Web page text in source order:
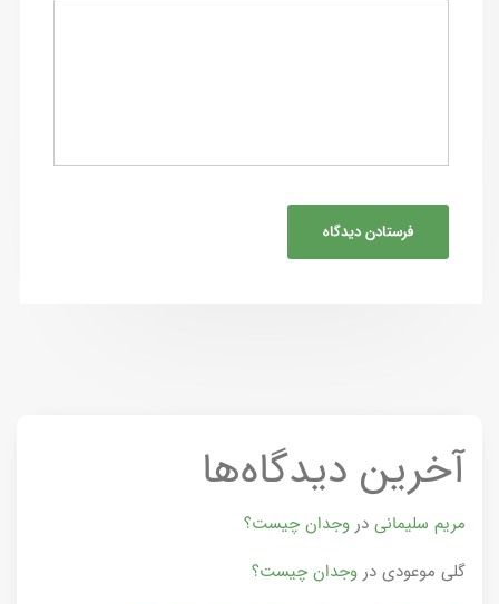
آخرین دیدگاه‌ها
مریم سلیمانی در وجدان چیست؟
گلی موعودی در وجدان چیست؟